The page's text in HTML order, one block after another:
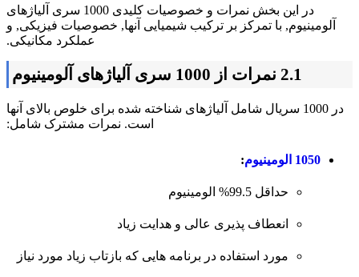
در این بخش نمرات و خصوصیات کلیدی 1000 سری آلیاژهای
آلومینیوم, با تمرکز بر ترکیب شیمیایی آنها, خصوصیات فیزیکی, و
عملکرد مکانیکی.
2.1 نمرات از 1000 سری آلیاژهای آلومینیوم
در 1000 سریال شامل آلیاژهای شناخته شده برای خلوص بالای آنها
است. نمرات مشترک شامل:
1050 الومینیوم :
حداقل 99.5% الومینیوم
انعطاف پذیری عالی و هدایت زیاد
مورد استفاده در برنامه هایی که بازتاب زیاد مورد نیاز